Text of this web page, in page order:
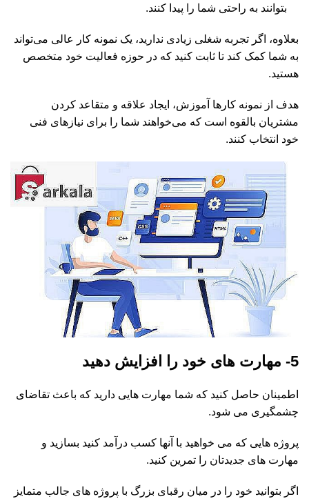
بتوانند به راحتی شما را پیدا کنند.
بعلاوه، اگر تجربه شغلی زیادی ندارید، یک نمونه کار عالی می‌تواند
به شما کمک کند تا ثابت کنید که در حوزه فعالیت خود متخصص
هستید.
هدف از نمونه کارها آموزش، ایجاد علاقه و متقاعد کردن
مشتریان بالقوه است که می‌خواهند شما را برای نیازهای فنی
خود انتخاب کنند.
5- مهارت های خود را افزایش دهید
اطمینان حاصل کنید که شما مهارت هایی دارید که باعث تقاضای
چشمگیری می شود.
پروژه هایی که می خواهید با آنها کسب درآمد کنید بسازید و
مهارت های جدیدتان را تمرین کنید.
اگر بتوانید خود را در میان رقبای بزرگ با پروژه های جالب متمایز